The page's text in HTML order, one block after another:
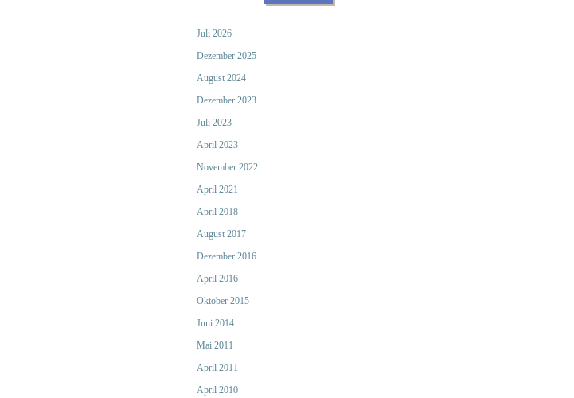
Juli 2026
Dezember 2025
August 2024
Dezember 2023
Juli 2023
April 2023
November 2022
April 2021
April 2018
August 2017
Dezember 2016
April 2016
Oktober 2015
Juni 2014
Mai 2011
April 2011
April 2010